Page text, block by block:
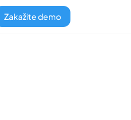
Zakažite demo